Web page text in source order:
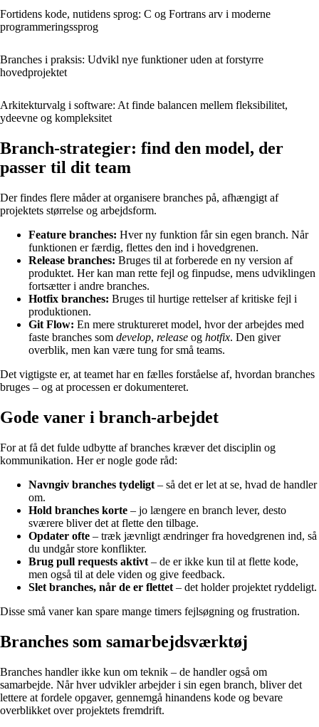
Fortidens kode, nutidens sprog: C og Fortrans arv i moderne
programmeringssprog
Branches i praksis: Udvikl nye funktioner uden at forstyrre
hovedprojektet
Arkitekturvalg i software: At finde balancen mellem fleksibilitet,
ydeevne og kompleksitet
Branch-strategier: find den model, der
passer til dit team
Der findes flere måder at organisere branches på, afhængigt af
projektets størrelse og arbejdsform.
Feature branches: Hver ny funktion får sin egen branch. Når
funktionen er færdig, flettes den ind i hovedgrenen.
Release branches: Bruges til at forberede en ny version af
produktet. Her kan man rette fejl og finpudse, mens udviklingen
fortsætter i andre branches.
Hotfix branches: Bruges til hurtige rettelser af kritiske fejl i
produktionen.
Git Flow: En mere struktureret model, hvor der arbejdes med
faste branches som develop, release og hotfix. Den giver
overblik, men kan være tung for små teams.
Det vigtigste er, at teamet har en fælles forståelse af, hvordan branches
bruges – og at processen er dokumenteret.
Gode vaner i branch-arbejdet
For at få det fulde udbytte af branches kræver det disciplin og
kommunikation. Her er nogle gode råd:
Navngiv branches tydeligt – så det er let at se, hvad de handler
om.
Hold branches korte – jo længere en branch lever, desto
sværere bliver det at flette den tilbage.
Opdater ofte – træk jævnligt ændringer fra hovedgrenen ind, så
du undgår store konflikter.
Brug pull requests aktivt – de er ikke kun til at flette kode,
men også til at dele viden og give feedback.
Slet branches, når de er flettet – det holder projektet ryddeligt.
Disse små vaner kan spare mange timers fejlsøgning og frustration.
Branches som samarbejdsværktøj
Branches handler ikke kun om teknik – de handler også om
samarbejde. Når hver udvikler arbejder i sin egen branch, bliver det
lettere at fordele opgaver, gennemgå hinandens kode og bevare
overblikket over projektets fremdrift.